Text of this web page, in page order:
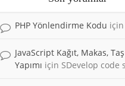
PHP Yönlendirme Kodu için
JavaScript Kağıt, Makas,
Yapımı için SDevelop code